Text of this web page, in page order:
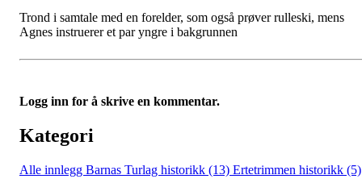
Trond i samtale med en forelder, som også prøver rulleski, mens
Agnes instruerer et par yngre i bakgrunnen
Logg inn for å skrive en kommentar.
Kategori
Alle innlegg Barnas Turlag historikk (13) Ertetrimmen historikk (5)